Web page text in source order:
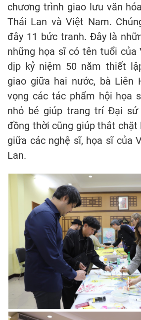
chương trình giao lưu văn
Thái Lan và Việt Nam.
đây 11 bức tranh. Đây là
những họa sĩ có tên tuổi của
dịp kỷ niệm 50 năm thiết
giao giữa hai nước, bà Liên
vọng các tác phẩm hội họa
nhỏ bé giúp trang trí Đại sứ
đồng thời cũng giúp thắt chặt
giữa các nghệ sĩ, họa sĩ của
Lan.